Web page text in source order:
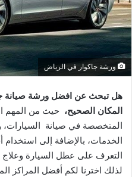
ورشة جاكوار في الرياض
هل تبحث عن افضل ورشة صيانة
المكان الصحيح، حيث من المهم
المتخصصة في صيانة
الخدمات، بالإضافة إلى استخدام
التعرف على عطل السيارة
لذلك اخترنا لكم أفضل المراكز